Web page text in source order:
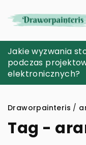
Jak dostosować
potrzeb osób z
Jakie wyzwania
podczas
elektronicznych?
Czy pedicure
diabetyków?
Draworpainteris /
Tag -